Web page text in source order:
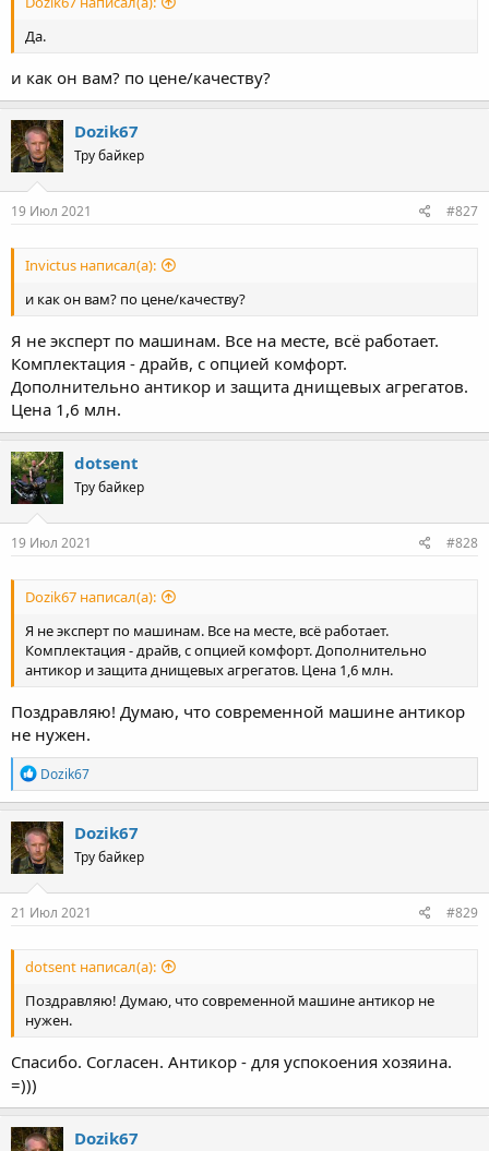
Да.
и как он вам? по цене/качеству?
Dozik67
Тру байкер
19 Июл 2021 #827
Invictus написал(а):
и как он вам? по цене/качеству?
Я не эксперт по машинам. Все на месте, всё работает.
Комплектация - драйв, с опцией комфорт.
Дополнительно антикор и защита днищевых агрегатов.
Цена 1,6 млн.
dotsent
Тру байкер
19 Июл 2021 #828
Dozik67 написал(а):
Я не эксперт по машинам. Все на месте, всё работает.
Комплектация - драйв, с опцией комфорт. Дополнительно
антикор и защита днищевых агрегатов. Цена 1,6 млн.
Поздравляю! Думаю, что современной машине антикор
не нужен.
R
e
a
c
t
i
o
n
s
Dozik67
Dozik67
Тру байкер
21 Июл 2021 #829
dotsent написал(а):
Поздравляю! Думаю, что современной машине антикор не
нужен.
Спасибо. Согласен. Антикор - для успокоения хозяина.
=)))
Dozik67